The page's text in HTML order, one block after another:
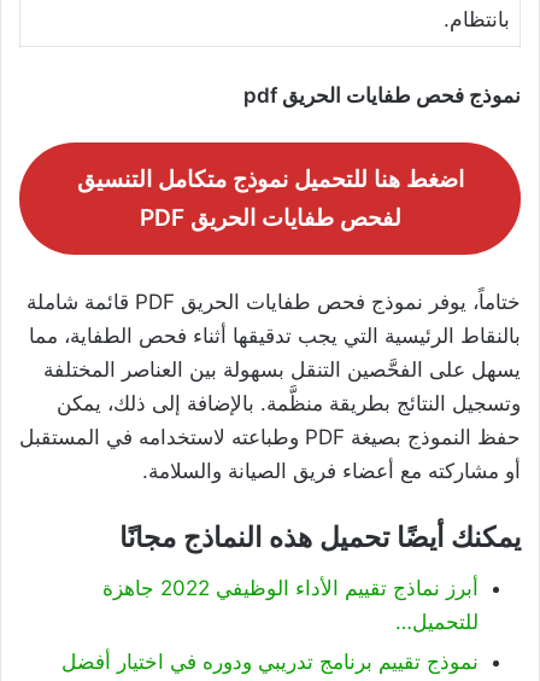
بانتظام.
نموذج فحص طفايات الحريق pdf
اضغط هنا للتحميل نموذج متكامل التنسيق
لفحص طفايات الحريق PDF
ختاماً، يوفر نموذج فحص طفايات الحريق PDF قائمة شاملة
بالنقاط الرئيسية التي يجب تدقيقها أثناء فحص الطفاية، مما
يسهل على الفحَّصين التنقل بسهولة بين العناصر المختلفة
وتسجيل النتائج بطريقة منظَّمة. بالإضافة إلى ذلك، يمكن
حفظ النموذج بصيغة PDF وطباعته لاستخدامه في المستقبل
أو مشاركته مع أعضاء فريق الصيانة والسلامة.
يمكنك أيضًا تحميل هذه النماذج مجانًا
أبرز نماذج تقييم الأداء الوظيفي 2022 جاهزة
للتحميل…
نموذج تقييم برنامج تدريبي ودوره في اختيار أفضل